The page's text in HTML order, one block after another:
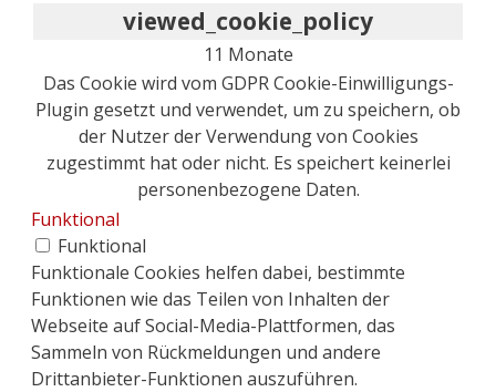
viewed_cookie_policy
11 Monate
Das Cookie wird vom GDPR Cookie-Einwilligungs-
Plugin gesetzt und verwendet, um zu speichern, ob
der Nutzer der Verwendung von Cookies
zugestimmt hat oder nicht. Es speichert keinerlei
personenbezogene Daten.
Funktional
Funktional
Funktionale Cookies helfen dabei, bestimmte
Funktionen wie das Teilen von Inhalten der
Webseite auf Social-Media-Plattformen, das
Sammeln von Rückmeldungen und andere
Drittanbieter-Funktionen auszuführen.